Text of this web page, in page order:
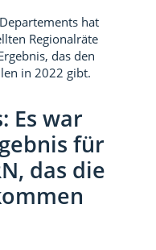
hat
Regionalräte
das den
in 2022 gibt.
Es war
für
das die